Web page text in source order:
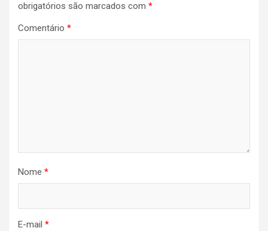
obrigatórios são marcados com *
Comentário *
Nome *
E-mail *